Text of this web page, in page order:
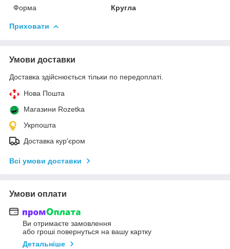
Форма
Кругла
Приховати
Умови доставки
Доставка здійснюється тільки по передоплаті.
Нова Пошта
Магазини Rozetka
Укрпошта
Доставка кур'єром
Всі умови доставки
Умови оплати
Ви отримаєте замовлення
або гроші повернуться на вашу картку
Детальніше